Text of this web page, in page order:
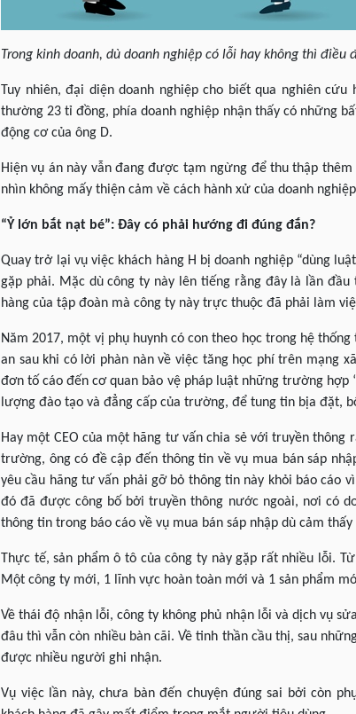
Trong kinh doanh, dù doanh nghiệp có lỗi hay không thì điều
Tuy nhiên, đại diện doanh nghiệp cho biết qua nghiên
thường 23 tỉ đồng, phía doanh nghiệp nhận thấy có những
động cơ của ông D.
Hiện vụ án này vẫn đang được tạm ngừng để thu thập
nhìn không mấy thiện cảm về cách hành xử của doanh
“Ỷ lớn bắt nạt bé”: Đây có phải hướng đi đúng đắn?
Quay trở lại vụ việc khách hàng H bị doanh nghiệp “dùng
gặp phải. Mặc dù công ty này lên tiếng rằng đây là lần
hàng của tập đoàn mà công ty này trực thuộc đã phải làm
Năm 2017, một vị phụ huynh có con theo học trong hệ
an sau khi có lời phàn nàn về việc tăng học phí trên mạng
đơn tố cáo đến cơ quan bảo vệ pháp luật những trường
lượng đào tạo và đẳng cấp của trường, để tung tin bịa đặt,
Hay một CEO của một hãng tư vấn chia sẻ với truyền
trường, ông có đề cập đến thông tin về vụ mua bán sáp
yêu cầu hãng tư vấn phải gỡ bỏ thông tin này khỏi báo cáo
đó đã được công bố bởi truyền thông nước ngoài, nơi có
thông tin trong báo cáo về vụ mua bán sáp nhập dù cảm
Thực tế, sản phẩm ô tô của công ty này gặp rất nhiều lỗi.
Một công ty mới, 1 lĩnh vực hoàn toàn mới và 1 sản phẩm
Về thái độ nhận lỗi, công ty không phủ nhận lỗi và dịch vụ
đâu thì vẫn còn nhiều bàn cãi. Về tinh thần cầu thị, sau
được nhiều người ghi nhận.
Vụ việc lần này, chưa bàn đến chuyện đúng sai bởi còn